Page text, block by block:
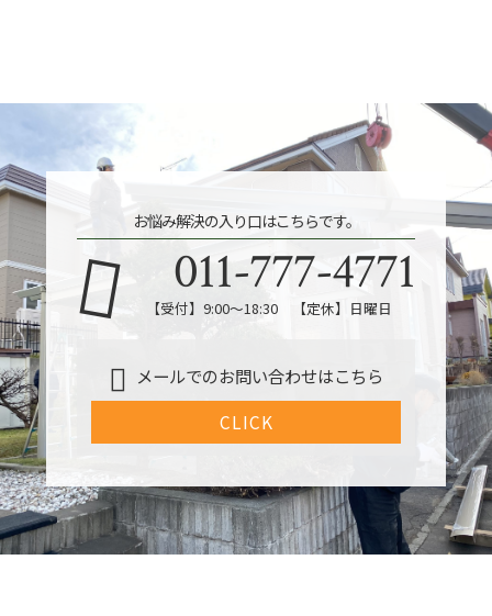
お悩み解決の入り口はこちらです。
011-777-4771
【受付】9:00～18:30 【定休】日曜日
メールでのお問い合わせはこちら
CLICK